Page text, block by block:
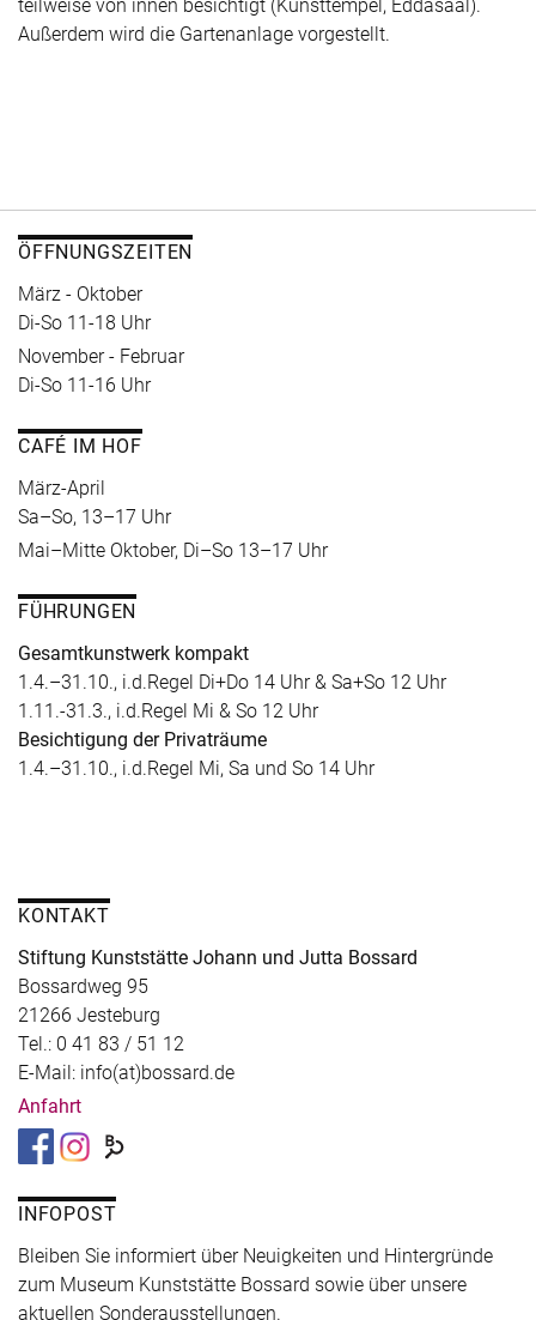
teilweise von innen besichtigt (Kunsttempel, Eddasaal).
Außerdem wird die Gartenanlage vorgestellt.
ÖFFNUNGSZEITEN
März - Oktober
Di-So 11-18 Uhr
November - Februar
Di-So 11-16 Uhr
CAFÉ IM HOF
März-April
Sa–So, 13–17 Uhr
Mai–Mitte Oktober, Di–So 13–17 Uhr
FÜHRUNGEN
Gesamtkunstwerk kompakt
1.4.–31.10., i.d.Regel Di+Do 14 Uhr & Sa+So 12 Uhr
1.11.-31.3., i.d.Regel Mi & So 12 Uhr
Besichtigung der Privaträume
1.4.–31.10., i.d.Regel Mi, Sa und So 14 Uhr
KONTAKT
Stiftung Kunststätte Johann und Jutta Bossard
Bossardweg 95
21266 Jesteburg
Tel.: 0 41 83 / 51 12
E-Mail: info(at)bossard.de
Anfahrt
INFOPOST
Bleiben Sie informiert über Neuigkeiten und Hintergründe
zum Museum Kunststätte Bossard sowie über unsere
aktuellen Sonderausstellungen.